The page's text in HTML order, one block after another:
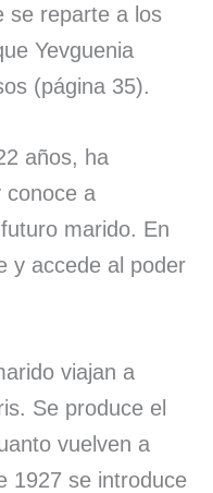
se reparte a los
Yevguenia
(página 35).
años, ha
conoce a
marido. En
y accede al poder
viajan a
Se produce el
vuelven a
1927 se introduce